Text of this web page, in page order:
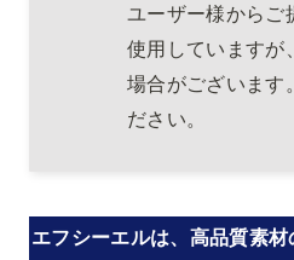
ユーザー様からご
使用していますが
場合がございます
ださい。
エフシーエルは、高品質素